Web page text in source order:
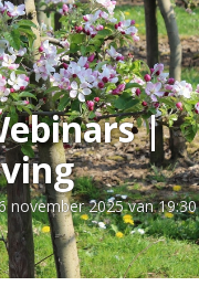
|
november 2025 van